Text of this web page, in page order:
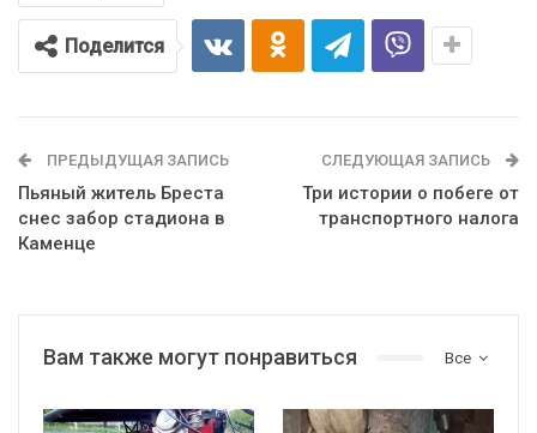
Поделится
ПРЕДЫДУЩАЯ ЗАПИСЬ
Пьяный житель Бреста
снес забор стадиона в
Каменце
СЛЕДУЮЩАЯ ЗАПИСЬ
Три истории о побеге от
транспортного налога
Все
Вам также могут понравиться